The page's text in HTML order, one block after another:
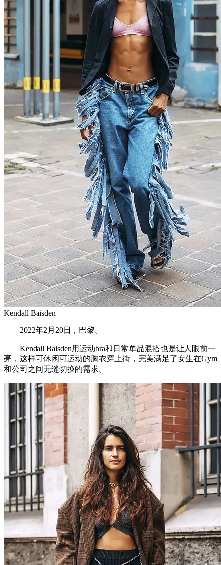
Kendall Baisden
2022年2月20日，巴黎。
Kendall Baisden用运动bra和日常单品混搭也是让人眼前一
亮，这样可休闲可运动的胸衣穿上街，完美满足了女生在Gym
和公司之间无缝切换的需求。